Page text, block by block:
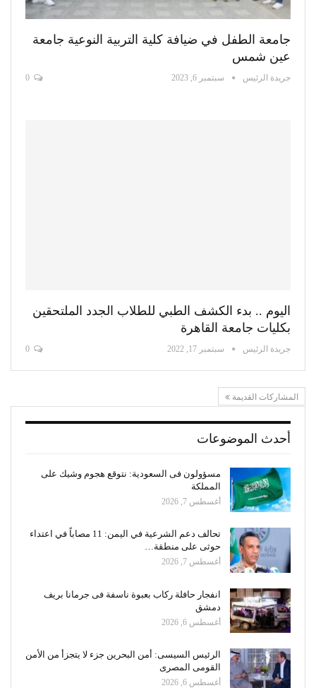
جامعة الطفل في ضيافة كلية التربية النوعية جامعة
عين شمس
جريدة الرئيس سبتمبر 6, 2023
اليوم .. بدء الكشف الطبي للطلاب الجدد الملتحقين
بكليات جامعة القاهرة
جريدة الرئيس سبتمبر 17, 2022
المشاركات القديمة
أحدث الموضوعات
مسؤولون فى السعودية: نتوقع هجوم وشيك على
المملكة
أغسطس 7, 2026
تحالف دعم الشرعية في اليمن: 11 مصاباً في اعتداء
حوثى على منطقة…
أغسطس 7, 2026
انفجار حافلة ركاب بعبوة ناسفة فى جرمانا بريف
دمشق
أغسطس 6, 2026
الرئيس السيسى: أمن البحرين جزء لا يتجزأ من الأمن
القومى المصرى
أغسطس 6, 2026